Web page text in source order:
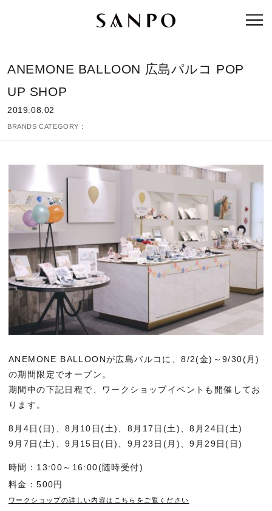
ANEMONE BALLOON 広島パルコ POP
UP SHOP
2019.08.02
BRANDS CATEGORY :
ANEMONE BALLOONが広島パルコに、8/2(金)～9/30(月)
の期間限定でオープン。
期間中の下記日程で、ワークショップイベントも開催してお
ります。
8月4日(日)、8月10日(土)、8月17日(土)、8月24日(土)
9月7日(土)、9月15日(日)、9月23日(月)、9月29日(日)
時間：13:00～16:00(随時受付)
料金：500円
ワークショップの詳しい内容はこちらをご覧ください